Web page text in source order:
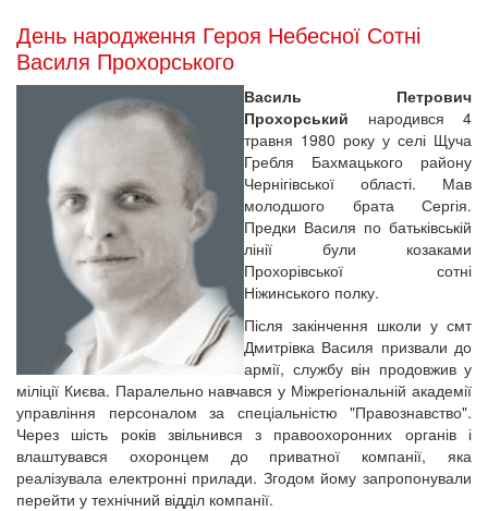
День народження Героя Небесної Сотні
Василя Прохорського
Василь Петрович
Прохорський народився 4
травня 1980 року у селі Щуча
Гребля Бахмацького району
Чернігівської області. Мав
молодшого брата Сергія.
Предки Василя по батьківській
лінії були козаками
Прохорівської сотні
Ніжинського полку.
Після закінчення школи у смт
Дмитрівка Василя призвали до
армії, службу він продовжив у
міліції Києва. Паралельно навчався у Міжрегіональній академії
управління персоналом за спеціальністю "Правознавство".
Через шість років звільнився з правоохоронних органів і
влаштувався охоронцем до приватної компанії, яка
реалізувала електронні прилади. Згодом йому запропонували
перейти у технічний відділ компанії.